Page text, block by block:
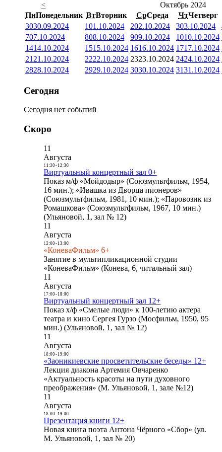
<
Октябрь 2024
ПнПонедельник ВтВторник СрСреда ЧтЧетверг
3030.09.2024 101.10.2024 202.10.2024 303.10.2024
707.10.2024 808.10.2024 909.10.2024 1010.10.2024
1414.10.2024 1515.10.2024 1616.10.2024 1717.10.2024
21 21.10.2024 2222.10.2024 2323.10.2024 2424.10.2024
2828.10.2024 2929.10.2024 3030.10.2024 3131.10.2024
Сегодня
Сегодня нет событий
Скоро
11
Августа
11:30- 12:30
Виртуальный концертный зал 0+
Показ м/ф «Мойдодыр» (Союзмультфильм, 1954,
16 мин.); «Ивашка из Дворца пионеров»
(Союзмультфильм, 1981, 10 мин.); «Паровозик из
Ромашкова» (Союзмультфильм, 1967, 10 мин.)
(Ульяновой, 1, зал № 12)
11
Августа
12:00- 13:00
«КоневаФильм» 6+
Занятие в мультипликационной студии
«КоневаФильм» (Конева, 6, читальный зал)
11
Августа
17:00- 18:00
Виртуальный концертный зал 12+
Показ х/ф «Смелые люди» к 100-летию актера
театра и кино Сергея Гурзо (Мосфильм, 1950, 95
мин.) (Ульяновой, 1, зал № 12)
11
Августа
18:00- 19:00
«Заоникиевские просветительские беседы» 12+
Лекция диакона Артемия Овчаренко
«Актуальность красоты на пути духовного
преображения» (М. Ульяновой, 1, зале №12)
11
Августа
18:00- 19:00
Презентация книги 12+
Новая книга поэта Антона Чёрного «Сбор» (ул.
М. Ульяновой, 1, зал № 20)